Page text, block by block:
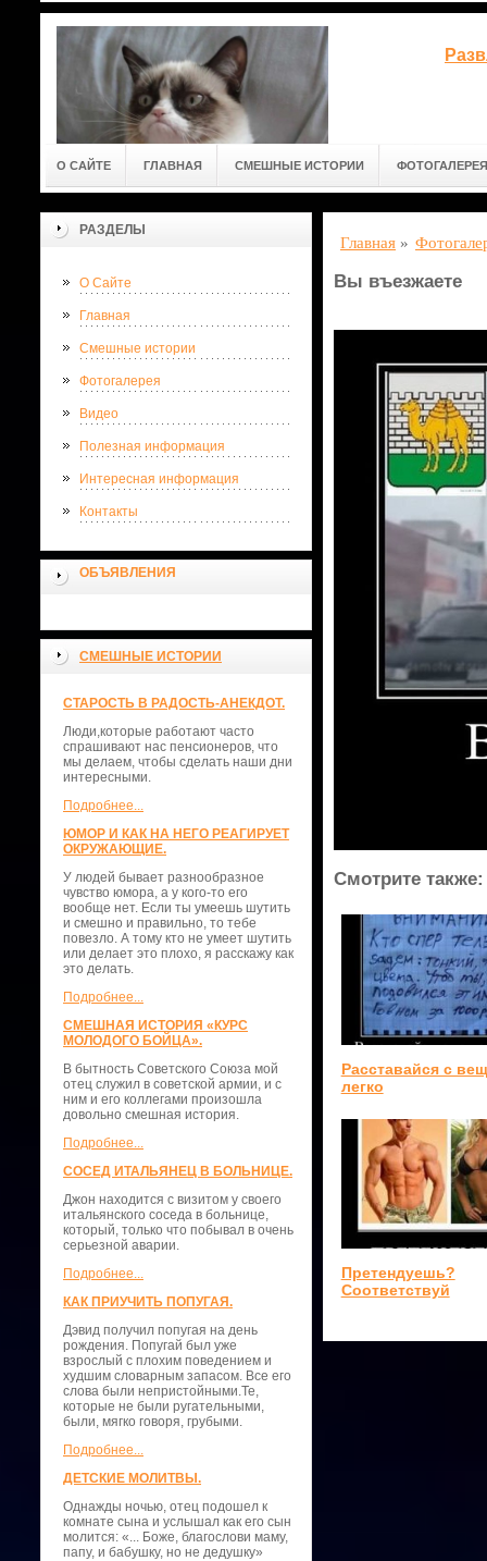
О САЙТЕ ГЛАВНАЯ СМЕШНЫЕ ИСТОРИИ ФОТОГАЛЕРЕЯ
РАЗДЕЛЫ
О Сайте
Главная
Смешные истории
Фотогалерея
Видео
Полезная информация
Интересная информация
Контакты
ОБЪЯВЛЕНИЯ
СМЕШНЫЕ ИСТОРИИ
СТАРОСТЬ В РАДОСТЬ-АНЕКДОТ.
Люди,которые работают часто
спрашивают нас пенсионеров, что
мы делаем, чтобы сделать наши дни
интересными.
Подробнее...
ЮМОР И КАК НА НЕГО РЕАГИРУЕТ
ОКРУЖАЮЩИЕ.
У людей бывает разнообразное
чувство юмора, а у кого-то его
вообще нет. Если ты умеешь шутить
и смешно и правильно, то тебе
повезло. А тому кто не умеет шутить
или делает это плохо, я расскажу как
это делать.
Подробнее...
СМЕШНАЯ ИСТОРИЯ «КУРС
МОЛОДОГО БОЙЦА».
В бытность Советского Союза мой
отец служил в советской армии, и с
ним и его коллегами произошла
довольно смешная история.
Подробнее...
СОСЕД ИТАЛЬЯНЕЦ В БОЛЬНИЦЕ.
Джон находится с визитом у своего
итальянского соседа в больнице,
который, только что побывал в очень
серьезной аварии.
Подробнее...
КАК ПРИУЧИТЬ ПОПУГАЯ.
Дэвид получил попугая на день
рождения. Попугай был уже
взрослый с плохим поведением и
худшим словарным запасом. Все его
слова были непристойными.Те,
которые не были ругательными,
были, мягко говоря, грубыми.
Подробнее...
ДЕТСКИЕ МОЛИТВЫ.
Однажды ночью, отец подошел к
комнате сына и услышал как его сын
молится: «... Боже, благослови маму,
папу, и бабушку, но не дедушку»
Главная »
Вы въезжаете
Смотрите также:
Расставайся с
легко
Претендуешь?
Соответствуй